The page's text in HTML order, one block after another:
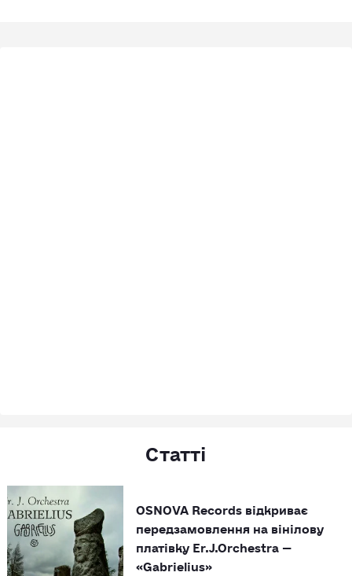
Статті
OSNOVA Records відкриває
передзамовлення на вінілову
платівку Er.J.Orchestra —
«Gabrielius»